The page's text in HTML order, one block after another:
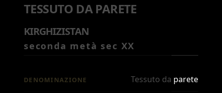
TESSUTO DA PARETE
KIRGHIZISTAN
seconda metà sec XX
DENOMINAZIONE Tessuto da parete